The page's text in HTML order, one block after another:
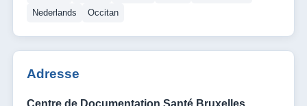
Nederlands
Occitan
Adresse